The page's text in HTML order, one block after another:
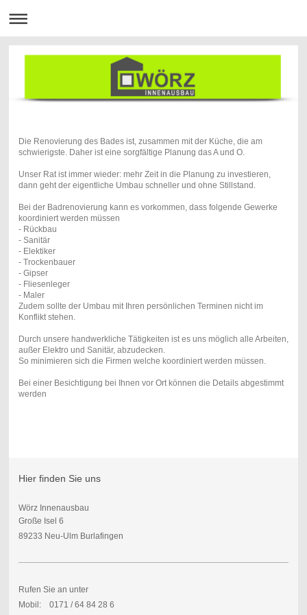
Die Renovierung des Bades ist, zusammen mit der Küche, die am
schwierigste. Daher ist eine sorgfältige Planung das A und O.
Unser Rat ist immer wieder: mehr Zeit in die Planung zu investieren,
dann geht der eigentliche Umbau schneller und ohne Stillstand.
Bei der Badrenovierung kann es vorkommen, dass folgende Gewerke
koordiniert werden müssen
- Rückbau
- Sanitär
- Elektiker
- Trockenbauer
- Gipser
- Fliesenleger
- Maler
Zudem sollte der Umbau mit Ihren persönlichen Terminen nicht im
Konflikt stehen.
Durch unsere handwerkliche Tätigkeiten ist es uns möglich alle Arbeiten,
außer Elektro und Sanitär, abzudecken.
So minimieren sich die Firmen welche koordiniert werden müssen.
Bei einer Besichtigung bei Ihnen vor Ort können die Details abgestimmt
werden
Hier finden Sie uns
Wörz Innenausbau
Große Isel 6
89233 Neu-Ulm Burlafingen
Rufen Sie an unter
Mobil: 0171 / 64 84 28 6